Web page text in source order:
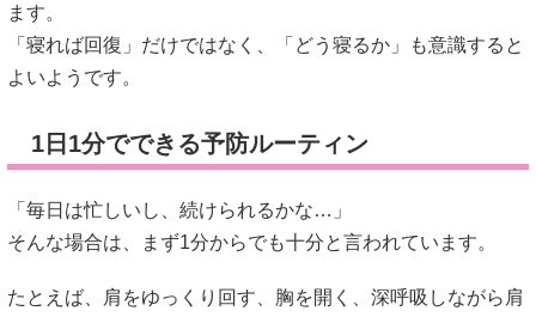
ます。
「寝れば回復」だけではなく、「どう寝るか」も意識すると
よいようです。
1日1分でできる予防ルーティン
「毎日は忙しいし、続けられるかな…」
そんな場合は、まず1分からでも十分と言われています。
たとえば、肩をゆっくり回す、胸を開く、深呼吸しながら肩